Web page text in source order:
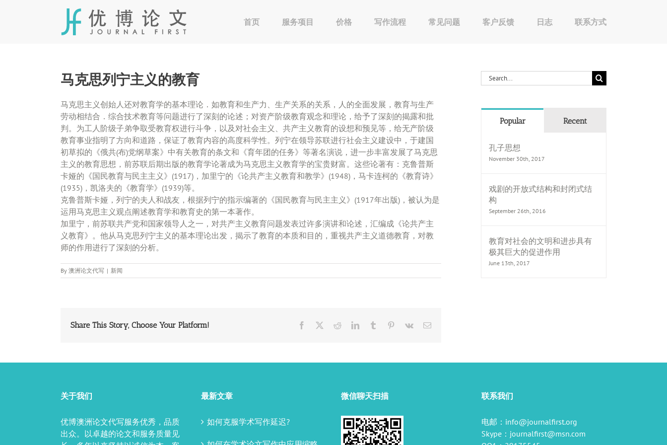
首页 服务项目 价格 写作流程 常见问题 客户反馈 日志 联系方式
马克思列宁主义的教育
马克思主义创始人还对教育学的基本理论．如教育和生产力、生产关系的关系，人的全面发展，教育与生产
劳动相结合．综合技术教育等问题进行了深刻的论述；对资产阶级教育观念和理论，给予了深刻的揭露和批
判。为工人阶级子弟争取受教育权进行斗争，以及对社会主义、共产主义教育的设想和预见等，给无产阶级
教育事业指明了方向和道路，保证了教育内容的高度科学性。列宁在领导苏联进行社会主义建设中，于建国
初草拟的《俄共(布)党纲草案》中有关教育的条文和《育年团的任务》等著名演说，进一步丰富发展了马克思
主义的教育思想，前苏联后期出版的教育学论著成为马克思主义教育学的宝贵财富。这些论著有：克鲁普斯
卡娅的《国民教育与民主主义》(1917)，加里宁的《论共产主义教育和教学》(1948)，马卡连柯的《教育诗》
(1935)，凯洛夫的《教育学》(1939)等。
克鲁普斯卡娅，列宁的夫人和战友，根据列宁的指示编著的《国民教育与民主主义》(1917年出版)，被认为是
运用马克思主义观点阐述教育学和教育史的第一本著作。
加里宁，前苏联共产党和国家领导人之一，对共产主义教育问题发表过许多演讲和论述，汇编成《论共产主
义教育》。他从马克思列宁主义的基本理论出发，揭示了教育的本质和目的，重视共产主义道德教育，对教
师的作用进行了深刻的分析。
By 澳洲论文代写 | 新闻
Share This Story, Choose Your Platform! Facebook RedditLinkedInTumblr Pinterest
Vk Email
Search
for:
Popular Recent
孔子思想
November 30th, 2017
戏剧的开放式结构和封闭式结
构
September 26th, 2016
教育对社会的文明和进步具有
极其巨大的促进作用
June 13th, 2017
关于我们
优博澳洲论文代写服务优秀，品质
出众。以卓越的论文和服务质量见
最新文章
如何克服学术写作延迟?
微信聊天扫描 联系我们
电邮： info@journalfirst.org
Skype： journalfirst@msn.com